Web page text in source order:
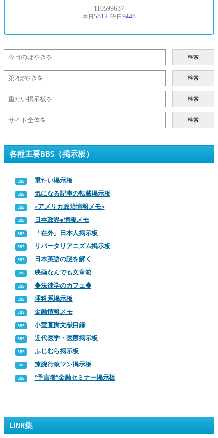
検索
検索
検索
検索
各種主要BBS（掲示板）
重たい掲示板
気になる記事の転載掲示板
<アメリカ政治情報メモ>
日本政界●情報メモ
「在外」日本人掲示板
リバータリアニズム掲示板
日本英語の謎を解く
映画なんでも文章箱
◆法律学のカフェ◆
理科系掲示板
金融情報メモ
小室直樹文献目録
近代医学・医療掲示板
ふじむら掲示板
辣腕行政マン掲示板
“予言者”金融セミナー掲示板
LINK集